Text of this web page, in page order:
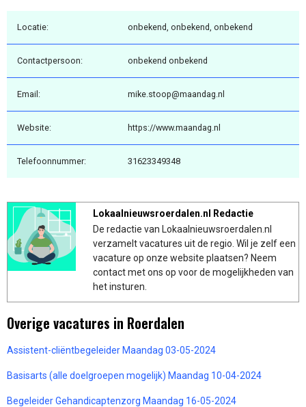
Locatie: onbekend, onbekend, onbekend
Contactpersoon: onbekend onbekend
Email: mike.stoop@maandag.nl
Website: https://www.maandag.nl
Telefoonnummer: 31623349348
Lokaalnieuwsroerdalen.nl Redactie
De redactie van Lokaalnieuwsroerdalen.nl
verzamelt vacatures uit de regio. Wil je zelf een
vacature op onze website plaatsen? Neem
contact met ons op voor de mogelijkheden van
het insturen.
Overige vacatures in Roerdalen
Assistent-cliëntbegeleider Maandag 03-05-2024
Basisarts (alle doelgroepen mogelijk) Maandag 10-04-2024
Begeleider Gehandicaptenzorg Maandag 16-05-2024